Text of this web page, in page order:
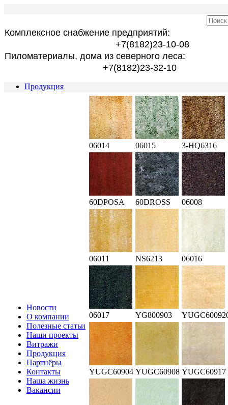
Комплексное снабжение предприятий:
+7(8182)23-10-08
Пиломатериалы, дома из северного леса:
+7(8182)23-32-10
Продукция
Новости
О компании
Полезные статьи
Наши проекты
Витражи
Продукция
Партнёры
Контакты
Наша жизнь
Вакансии
06014 06015 3-HQ6316
60DPOSA 60DROSS 06008
06011 NS6213 06016
06017 YG800903
YUGC60904 YUGC60908 YUGC60917